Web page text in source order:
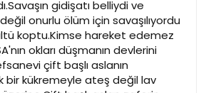
gidişatı belliydi ve
onurlu ölüm için savaşılıyordu
koptu.Kimse hareket edemez
okları düşmanın devlerini
çift başlı aslanın
bir kükremeyle ateş değil lav